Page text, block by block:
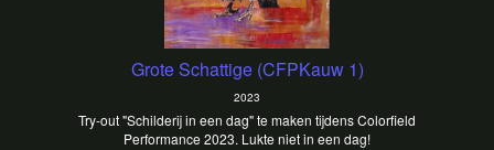
Grote Schattige (CFPKauw 1)
2023
Try-out "Schilderij in een dag" te maken tijdens Colorfield
Performance 2023. Lukte niet in een dag!